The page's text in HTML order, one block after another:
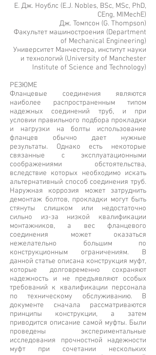
Е. Дж. Ноублс (E.J. Nobles, BSc, MSc, PhD,
CEng, MIMechE)
Дж. Томпсон (G. Thompson)
Факультет машиностроения (Department
of Mechanical Engineering)
Университет Манчестера, институт науки
и технологий (University of Manchester
Institute of Science and Technology)
РЕЗЮМЕ
Фланцевые соединения являются
наиболее распространенным типом
надежных соединений труб, и при
условии правильного подбора прокладки
и нагрузки на болты использование
фланцев обычно дает нужные
результаты. Однако есть некоторые
связанные с эксплуатационными
соображениями обстоятельства,
вследствие которых необходимо искать
альтернативный способ соединения труб.
Наружная коррозия может затруднить
демонтаж болтов, прокладки могут быть
стянуты слишком или недостаточно
сильно из-за низкой квалификации
монтажников, а вес фланцевого
соединения может оказаться
нежелательно большим по
конструкционным ограничениям. В
данной статье описана конструкция муфт,
которые долговременно сохраняют
надежность и не предъявляют особых
требований к квалификации персонала
по техническому обслуживанию. В
документе сначала рассматриваются
принципы конструкции, а затем
приводится описание самой муфты. Были
проведены экспериментальные
исследования прочностной надежности
муфт при сочетании нескольких